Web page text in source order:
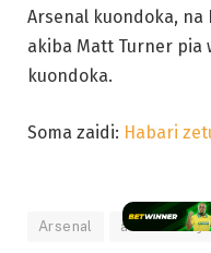
Arsenal kuondoka, na
akiba Matt Turner pia
kuondoka.
Soma zaidi: Habari
Arsenal austo trusty